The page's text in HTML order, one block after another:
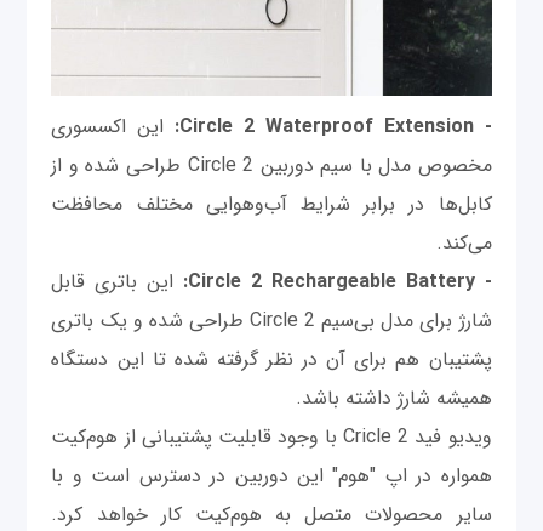
- Circle 2 Waterproof Extension:
این اکسسوری
مخصوص مدل با سیم دوربین Circle 2 طراحی شده و از
کابل‌ها در برابر شرایط آب‌وهوایی مختلف محافظت
می‌کند.
- Circle 2 Rechargeable Battery:
این باتری قابل
شارژ برای مدل بی‌سیم Circle 2 طراحی شده و یک باتری
پشتیبان هم برای آن در نظر گرفته شده تا این دستگاه
همیشه شارژ داشته باشد.
ویدیو فید Cricle 2 با وجود قابلیت پشتیبانی از هوم‌کیت
همواره در اپ "هوم" این دوربین در دسترس است و با
سایر محصولات متصل به هوم‌کیت کار خواهد کرد.